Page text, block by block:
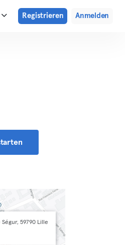
Registrieren Anmelden
59790 Lille